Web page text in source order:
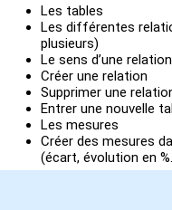
Les tables
Les différentes
plusieurs)
Le sens d’une relation
Créer une relation
Supprimer une
Entrer une nouvelle
Les mesures
Créer des mesures
(écart, évolution en